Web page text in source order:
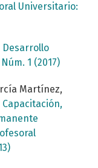
Universitario:
Desarrollo
1 (2017)
Martínez,